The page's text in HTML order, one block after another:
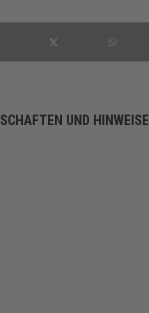
UND HINWEISE